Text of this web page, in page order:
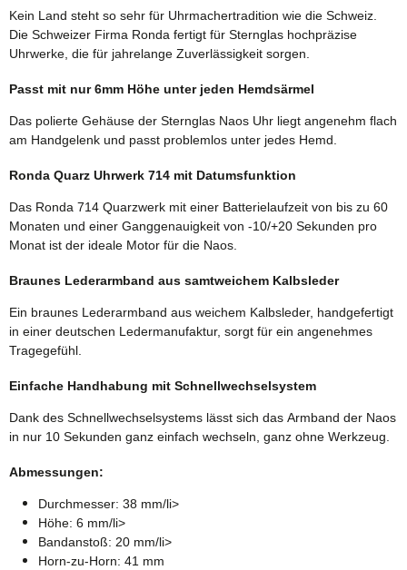
Kein Land steht so sehr für Uhrmachertradition wie die Schweiz.
Die Schweizer Firma Ronda fertigt für Sternglas hochpräzise
Uhrwerke, die für jahrelange Zuverlässigkeit sorgen.
Passt mit nur 6mm Höhe unter jeden Hemdsärmel
Das polierte Gehäuse der Sternglas Naos Uhr liegt angenehm flach
am Handgelenk und passt problemlos unter jedes Hemd.
Ronda Quarz Uhrwerk 714 mit Datumsfunktion
Das Ronda 714 Quarzwerk mit einer Batterielaufzeit von bis zu 60
Monaten und einer Ganggenauigkeit von -10/+20 Sekunden pro
Monat ist der ideale Motor für die Naos.
Braunes Lederarmband aus samtweichem Kalbsleder
Ein braunes Lederarmband aus weichem Kalbsleder, handgefertigt
in einer deutschen Ledermanufaktur, sorgt für ein angenehmes
Tragegefühl.
Einfache Handhabung mit Schnellwechselsystem
Dank des Schnellwechselsystems lässt sich das Armband der Naos
in nur 10 Sekunden ganz einfach wechseln, ganz ohne Werkzeug.
Abmessungen:
Durchmesser: 38 mm/li>
Höhe: 6 mm/li>
Bandanstoß: 20 mm/li>
Horn-zu-Horn: 41 mm